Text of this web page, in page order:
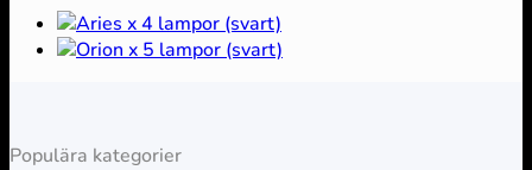
Populära kategorier